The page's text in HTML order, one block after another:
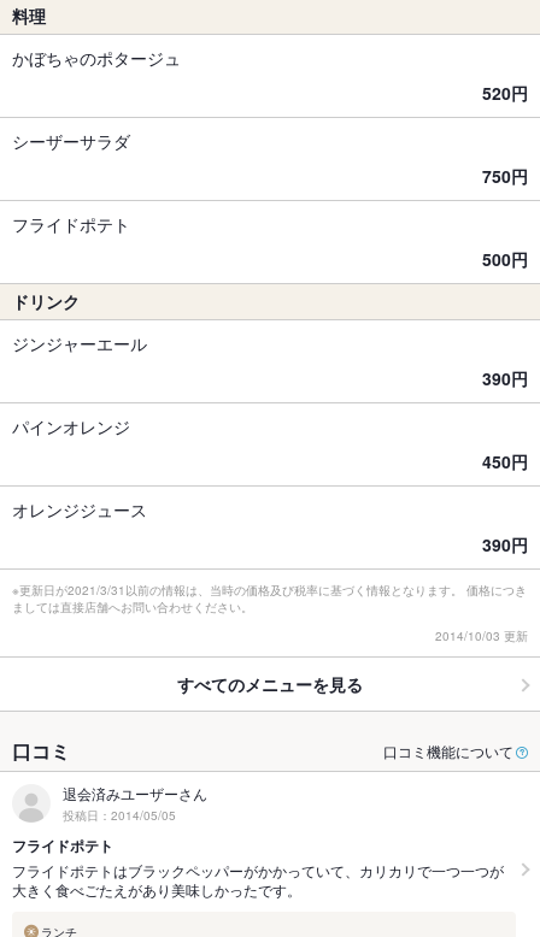
料理
かぼちゃのポタージュ
520円
シーザーサラダ
750円
フライドポテト
500円
ドリンク
ジンジャーエール
390円
パインオレンジ
450円
オレンジジュース
390円
※更新日が2021/3/31以前の情報は、当時の価格及び税率に基づく情報となります。 価格につき
ましては直接店舗へお問い合わせください。
2014/10/03 更新
すべてのメニューを見る
口コミ 口コミ機能について
退会済みユーザーさん
投稿日：2014/05/05
フライドポテト
フライドポテトはブラックペッパーがかかっていて、カリカリで一つ一つが
大きく食べごたえがあり美味しかったです。
ランチ